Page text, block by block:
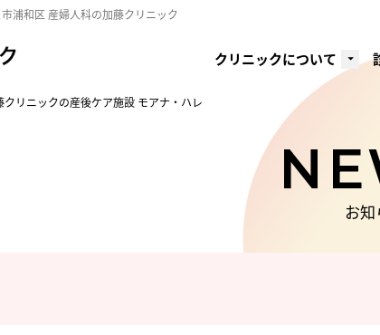
浦和区 産婦人科の加藤クリニック
クリニックについて
クリニックの産後ケア施設 モアナ・ハレ
お知